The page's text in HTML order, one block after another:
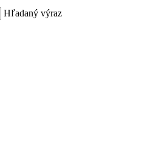
Hľadaný výraz